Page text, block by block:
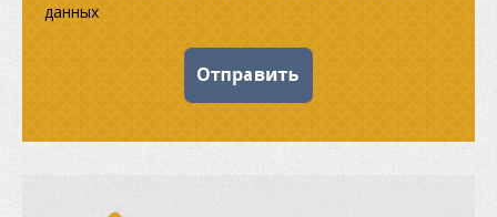
данных